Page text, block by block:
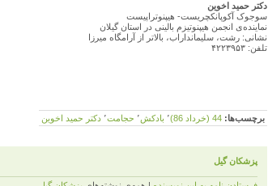
دکتر حمید اخوین
سوجوک آکوپانکچریست- هیپنوتراپیست
نماینده‌ی انجمن هیپنوتیزم بالینی در استان گیلان
نشانی: رشت، سلیمانداراب، بالاتر از آرامگاه میرزا
تلفن: ۴۲۲۳۹۵۳
برچسب‌ها: 44 (خرداد 86) ٬ بادکش٬ حجامت٬ دكتر حميد اخوين
پزشكان گيل